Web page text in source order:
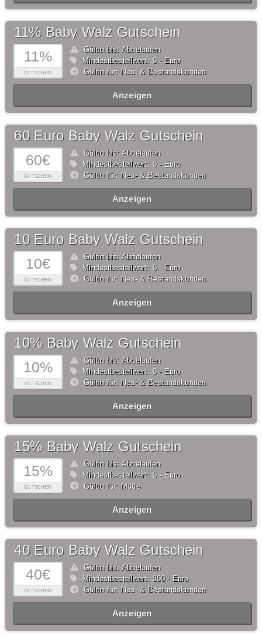
11%
GUTSCHEIN
11% Baby Walz Gutschein
Gültig bis: Abgelaufen
Mindestbestellwert: 0,- Euro
Gültig für: Neu- & Bestandskunden
Anzeigen
60€
GUTSCHEIN
60 Euro Baby Walz Gutschein
Gültig bis: Abgelaufen
Mindestbestellwert: 0,- Euro
Gültig für: Neu- & Bestandskunden
Anzeigen
10€
GUTSCHEIN
10 Euro Baby Walz Gutschein
Gültig bis: Abgelaufen
Mindestbestellwert: 0,- Euro
Gültig für: Neu- & Bestandskunden
Anzeigen
10%
GUTSCHEIN
10% Baby Walz Gutschein
Gültig bis: Abgelaufen
Mindestbestellwert: 0,- Euro
Gültig für: Neu- & Bestandskunden
Anzeigen
15%
GUTSCHEIN
15% Baby Walz Gutschein
Gültig bis: Abgelaufen
Mindestbestellwert: 0,- Euro
Gültig für: Mode
Anzeigen
40€
GUTSCHEIN
40 Euro Baby Walz Gutschein
Gültig bis: Abgelaufen
Mindestbestellwert: 300,- Euro
Gültig für: Neu- & Bestandskunden
Anzeigen